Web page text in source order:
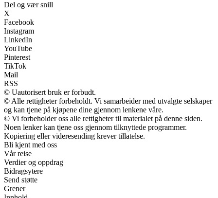
Del og vær snill
X
Facebook
Instagram
LinkedIn
YouTube
Pinterest
TikTok
Mail
RSS
© Uautorisert bruk er forbudt.
© Alle rettigheter forbeholdt. Vi samarbeider med utvalgte selskaper
og kan tjene på kjøpene dine gjennom lenkene våre.
© Vi forbeholder oss alle rettigheter til materialet på denne siden.
Noen lenker kan tjene oss gjennom tilknyttede programmer.
Kopiering eller videresending krever tillatelse.
Bli kjent med oss
Vår reise
Verdier og oppdrag
Bidragsytere
Send støtte
Grener